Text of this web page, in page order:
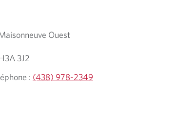
Ouest
3J2
: (438) 978-2349